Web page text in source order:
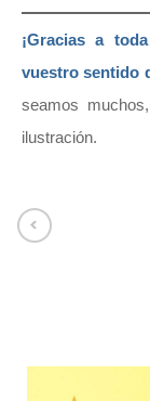
¡Gracias a
vuestro sentido
seamos
ilustración.